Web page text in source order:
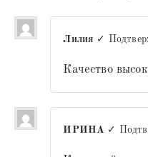
Лилия ✓
Качество
ИРИНА ✓